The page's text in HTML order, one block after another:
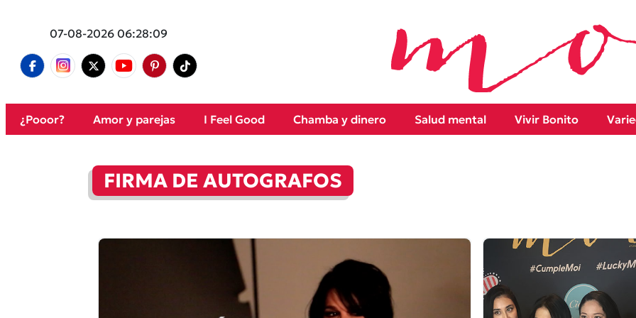
07-08-2026 06:28:09
¿Pooor? Amor y parejas I Feel Good Chamba y dinero Salud mental Vivir Bonito
FIRMA DE AUTOGRAFOS